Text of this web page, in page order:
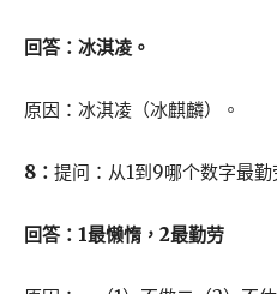
回答：冰淇凌。
原因：冰淇凌（冰麒麟）。
8： 提问：从1到9哪个数字最
回答：1最懒惰，2最勤劳